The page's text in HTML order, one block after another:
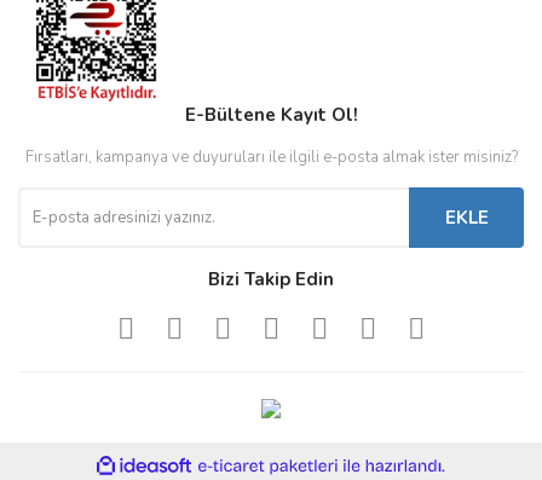
E-Bültene Kayıt Ol!
Fırsatları, kampanya ve duyuruları ile ilgili e-posta almak ister misiniz?
EKLE
Bizi Takip Edin
ideasoft
e-